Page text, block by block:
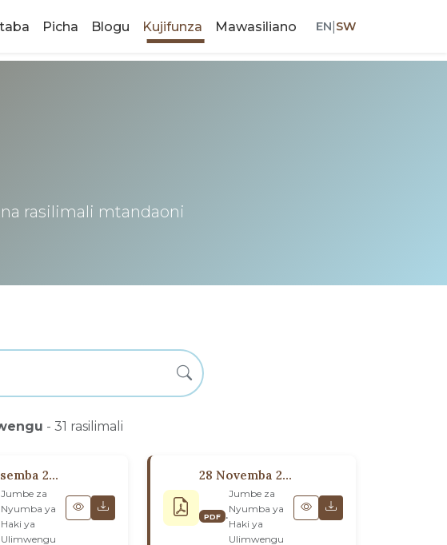
Picha Blogu Kujifunza Mawasiliano EN SW
rasilimali mtandaoni
- 31 rasilimali
31 Disemba 2025 Kwa Kongamano la Bodi za Washauri wa Bara
Jumbe za
Nyumba ya
Haki ya
Ulimwengu
28 Novemba 2023: Kwa Wabahá’í wa Ulimwengu
PDF •
Jumbe za
Nyumba ya
Haki ya
Ulimwengu